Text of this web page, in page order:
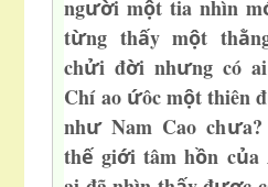
người một tia nhìn m
từng thấy một thằ
chửi đời nhưng có
Chí ao ứôc một thiên đ
nhưNam Cao chư
thế giới tâm hồn của